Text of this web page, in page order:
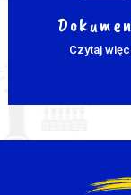
Czytaj